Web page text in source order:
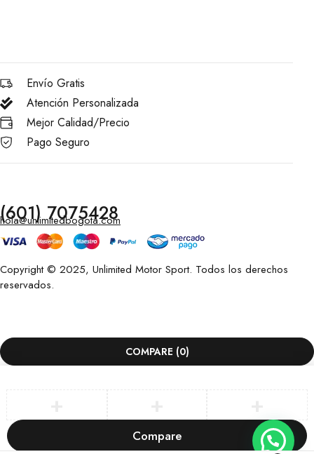
Envío Gratis
Atención Personalizada
Mejor Calidad/Precio
Pago Seguro
(601) 7075428
hola@unlimitedbogota.com
Copyright © 2025, Unlimited Motor Sport. Todos los derechos
reservados.
COMPARE (0)
Compare